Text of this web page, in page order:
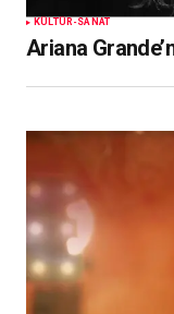
KÜLTÜR-SANAT
Ariana